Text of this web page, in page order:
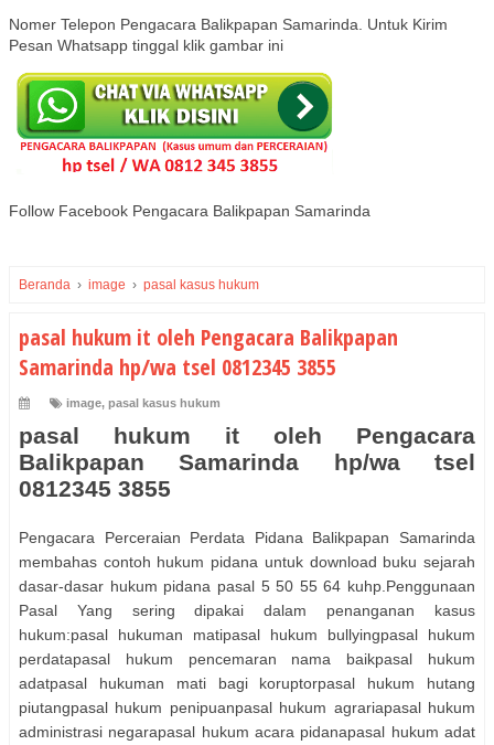
Nomer Telepon Pengacara Balikpapan Samarinda. Untuk Kirim
Pesan Whatsapp tinggal klik gambar ini
Follow Facebook Pengacara Balikpapan Samarinda
Beranda › image › pasal kasus hukum
pasal hukum it oleh Pengacara Balikpapan
Samarinda hp/wa tsel 0812345 3855
image, pasal kasus hukum
pasal hukum it oleh Pengacara
Balikpapan Samarinda hp/wa tsel
0812345 3855
Pengacara Perceraian Perdata Pidana Balikpapan Samarinda
membahas contoh hukum pidana untuk download buku sejarah
dasar-dasar hukum pidana pasal 5 50 55 64 kuhp.Penggunaan
Pasal Yang sering dipakai dalam penanganan kasus
hukum:pasal hukuman matipasal hukum bullyingpasal hukum
perdatapasal hukum pencemaran nama baikpasal hukum
adatpasal hukuman mati bagi koruptorpasal hukum hutang
piutangpasal hukum penipuanpasal hukum agrariapasal hukum
administrasi negarapasal hukum acara pidanapasal hukum adat